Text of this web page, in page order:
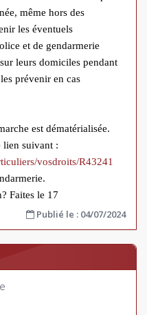
même hors des
les éventuels
et de gendarmerie
leurs domiciles pendant
prévenir en cas
est dématérialisée.
lien suivant :
vosdroits/R43241
Faites le 17
Publié le : 04/07/2024